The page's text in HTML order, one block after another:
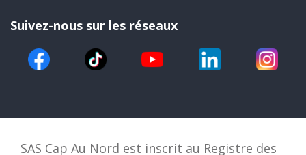
Suivez-nous sur les réseaux
SAS Cap Au Nord est inscrit au Registre des